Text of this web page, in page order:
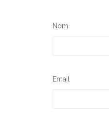
Nom
Email